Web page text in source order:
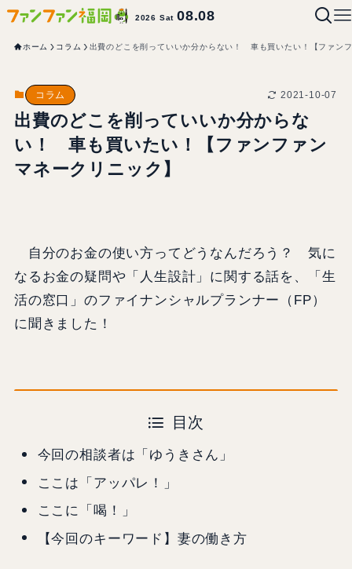
2026 Sat08.08
ホーム コラム 出費のどこを削っていいか分からない！ 車も買いたい！【ファン
コラム 2021-10-07
出費のどこを削っていいか分からな
い！ 車も買いたい！【ファンファン
マネークリニック】
自分のお金の使い方ってどうなんだろう？ 気に
なるお金の疑問や「人生設計」に関する話を、「生
活の窓口」のファイナンシャルプランナー（FP）
に聞きました！
目次
今回の相談者は「ゆうきさん」
ここは「アッパレ！」
ここに「喝！」
【今回のキーワード】妻の働き方